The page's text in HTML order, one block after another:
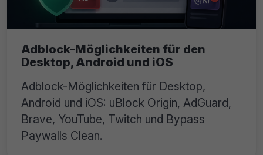
Adblock-Möglichkeiten für den
Desktop, Android und iOS
Adblock-Möglichkeiten für Desktop,
Android und iOS: uBlock Origin, AdGuard,
Brave, YouTube, Twitch und Bypass
Paywalls Clean.